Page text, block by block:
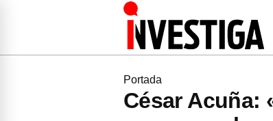
Portada
César Acuña: